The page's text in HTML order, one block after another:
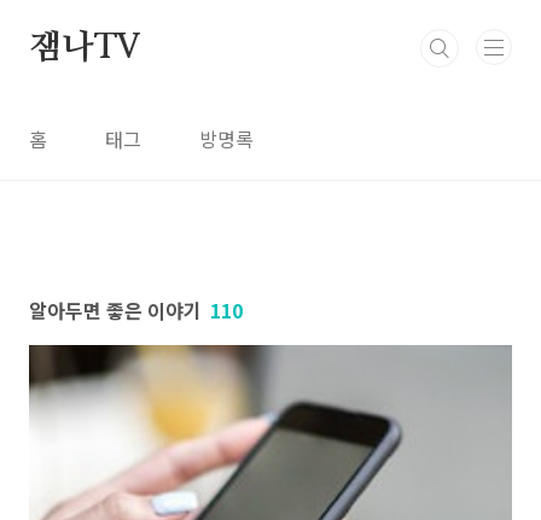
잼나TV
홈 태그 방명록
알아두면 좋은 이야기 110